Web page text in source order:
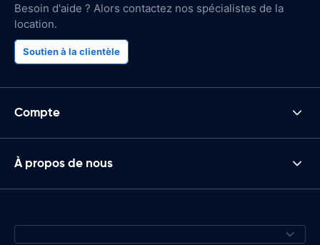
Besoin d'aide ? Alors contactez nos spécialistes de la
location.
Soutien à la clientèle
Compte
À propos de nous